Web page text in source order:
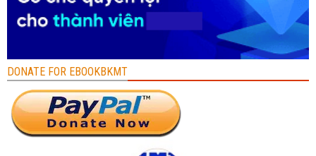
DONATE FOR EBOOKBKMT